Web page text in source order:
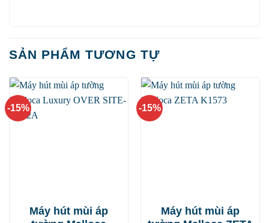
SẢN PHẨM TƯƠNG TỰ
-15%
Máy hút mùi áp
-15%
Máy hút mùi áp